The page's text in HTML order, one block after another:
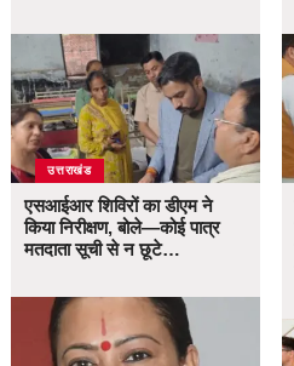
उत्तराखंड
एसआईआर शिविरों का डीएम ने
किया निरीक्षण, बोले—कोई पात्र
मतदाता सूची से न छूटे…